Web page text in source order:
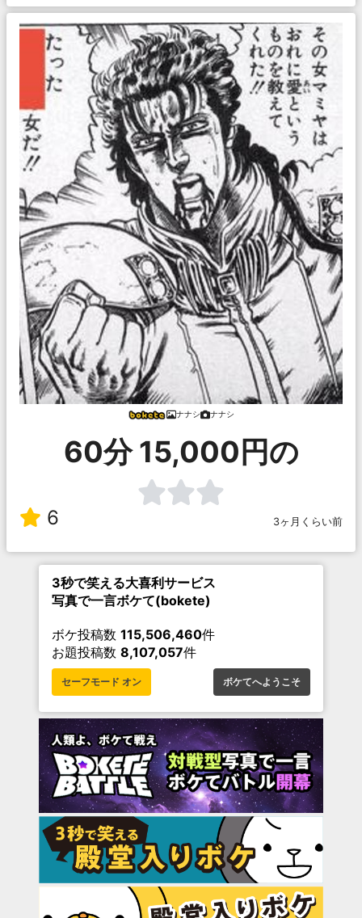
ナナシ ナナシ
60分 15,000円の
6 3ヶ月くらい前
3秒で笑える大喜利サービス
写真で一言ボケて(bokete)
ボケ投稿数 115,506,460件
お題投稿数 8,107,057件
セーフモード オン ボケてへようこそ